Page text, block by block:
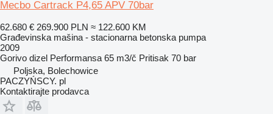
Mecbo Cartrack P4,65 APV 70bar
62.680 € 269.900 PLN ≈ 122.600 KM
Građevinska mašina - stacionarna betonska pumpa
2009
Gorivo dizel Performansa 65 m3/č Pritisak 70 bar
Poljska, Bolechowice
PACZYŃSCY. pl
Kontaktirajte prodavca